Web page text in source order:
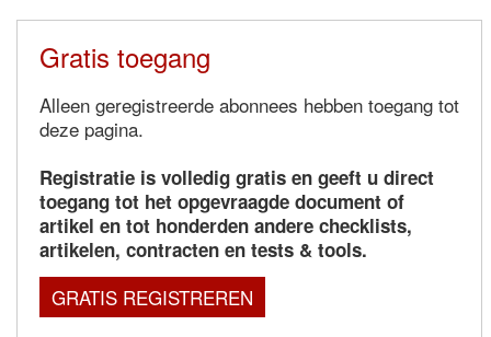
Gratis toegang
Alleen geregistreerde abonnees hebben toegang tot
deze pagina.
Registratie is volledig gratis en geeft u direct
toegang tot het opgevraagde document of
artikel en tot honderden andere checklists,
artikelen, contracten en tests & tools.
GRATIS REGISTREREN